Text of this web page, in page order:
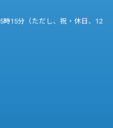
時15分（ただし、祝・休日、12